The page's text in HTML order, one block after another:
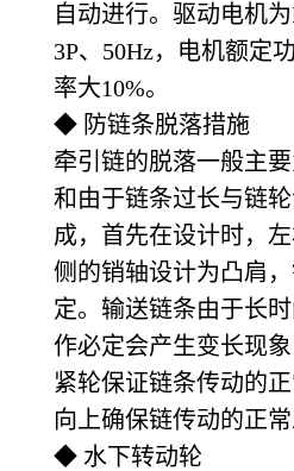
自动进行。驱动电机为
3P、50Hz，电机额定
率大10%。
◆ 防链条脱落措施
牵引链的脱落一般主
和由于链条过长与链
成，首先在设计时，
侧的销轴设计为凸肩
定。输送链条由于长
作必定会产生变长现
紧轮保证链条传动的
向上确保链传动的正常
◆ 水下转动轮